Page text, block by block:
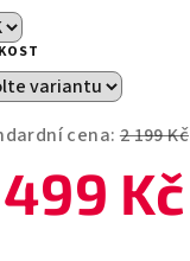
cena: 2 199 Kč
Kč